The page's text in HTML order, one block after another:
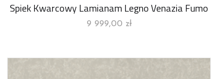
Spiek Kwarcowy Lamianam Legno Venazia Fumo
9 999,00 zł